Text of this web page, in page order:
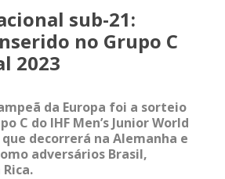
sub-21:
no Grupo C
2023
da Europa foi a sorteio
C do IHF Men’s Junior World
decorrerá na Alemanha e
adversários Brasil,